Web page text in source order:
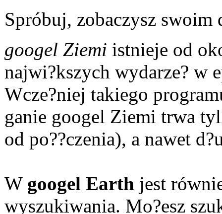
Spróbuj, zobaczysz
googel Ziemi istnieje od
najwi?kszych wydarze? w
Wcze?niej takiego
ganie googel Ziemi trwa
od po??czenia), a nawet
W googel Earth jest
wyszukiwania. Mo?esz